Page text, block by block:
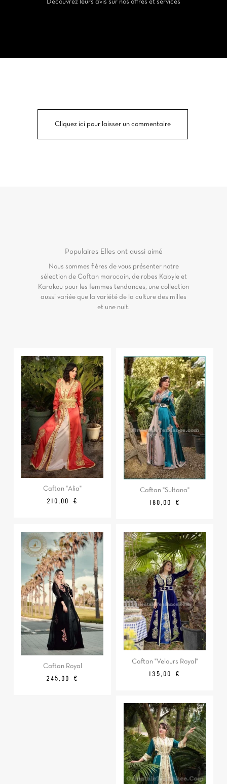
Découvrez leurs avis sur nos offres et services
Cliquez ici pour laisser un commentaire
Populaires Elles ont aussi aimé
Nous sommes fières de vous présenter notre
sélection de Caftan marocain, de robes Kabyle et
Karakou pour les femmes tendances, une collection
aussi variée que la variété de la culture des milles
et une nuit.
Caftan "Alia"
Prix
210,00 €
Caftan "Sultana"
Prix
Prix
180,00 €
Caftan Royal
Prix
245,00 €
Caftan "Velours Royal"
Prix
Prix
135,00 €